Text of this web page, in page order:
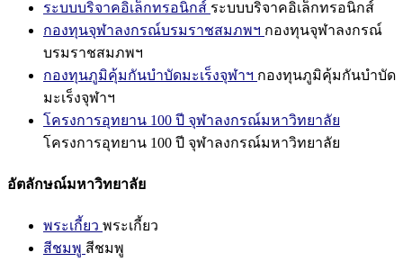
ระบบบริจาคอิเล็กทรอนิกส์ ระบบบริจาคอิเล็กทรอนิกส์
กองทุนจุฬาลงกรณ์บรมราชสมภพฯ กองทุนจุฬาลงกรณ์
บรมราชสมภพฯ
กองทุนภูมิคุ้มกันบำบัดมะเร็งจุฬาฯ กองทุนภูมิคุ้มกันบำบัด
มะเร็งจุฬาฯ
โครงการอุทยาน 100 ปี จุฬาลงกรณ์มหาวิทยาลัย
โครงการอุทยาน 100 ปี จุฬาลงกรณ์มหาวิทยาลัย
อัตลักษณ์มหาวิทยาลัย
พระเกี้ยว พระเกี้ยว
สีชมพู สีชมพู